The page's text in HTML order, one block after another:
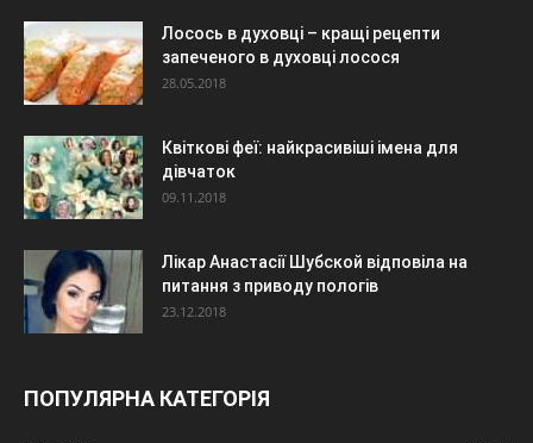
Лосось в духовці – кращі рецепти
запеченого в духовці лосося
28.05.2018
Квіткові феї: найкрасивіші імена для
дівчаток
09.11.2018
Лікар Анастасії Шубской відповіла на
питання з приводу пологів
23.12.2018
ПОПУЛЯРНА КАТЕГОРІЯ